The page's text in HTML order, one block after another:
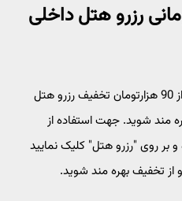
هزارتومانی رزرو هتل داخلی
با استفاده از کد تخفیف میتوانید از 90 هزارتومان تخفیف رزرو هتل
مند شوید. جهت استفاده از
بر روی "رزرو هتل" کلیک نمایید
تخفیف بهره مند شوید.